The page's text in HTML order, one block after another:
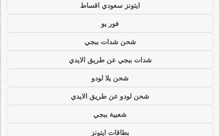
ايتونز سعودي اقساط
فور يو
شحن شدات ببجي
شدات ببجي عن طريق الايدي
شحن يلا لودو
شحن لودو عن طريق الايدي
شعبية ببجي
بطاقات ايتونز